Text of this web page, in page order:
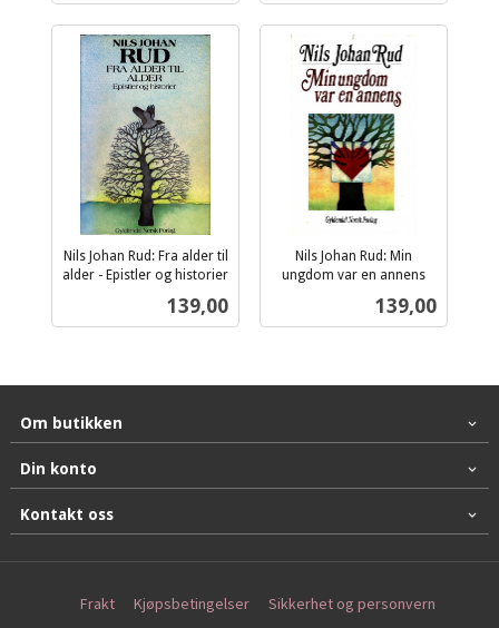
Nils Johan Rud: Fra alder til
alder - Epistler og historier
Pris
139,00
Nils Johan Rud: Min
ungdom var en annens
Pris
139,00
Om butikken
Din konto
Kontakt oss
Frakt Kjøpsbetingelser Sikkerhet og personvern